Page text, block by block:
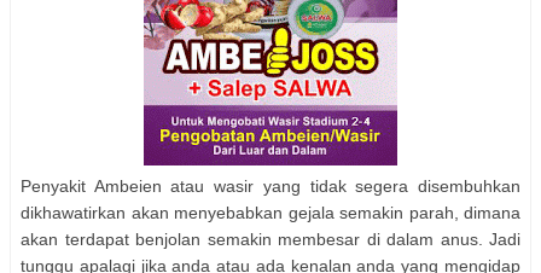
Penyakit Ambeien atau wasir yang tidak segera disembuhkan
dikhawatirkan akan menyebabkan gejala semakin parah, dimana
akan terdapat benjolan semakin membesar di dalam anus. Jadi
tunggu apalagi jika anda atau ada kenalan anda yang mengidap